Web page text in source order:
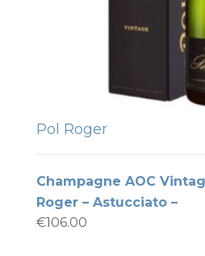
Pol Roger
Champagne AOC
Roger – Astucciato –
€106.00